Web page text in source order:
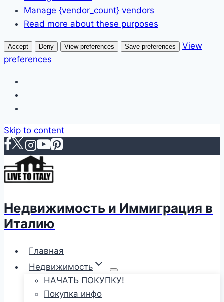
Manage {vendor_count} vendors
Read more about these purposes
Accept Deny View preferences Save preferences
View
preferences
Skip to content
Недвижимость и Иммиграция в
Италию
Главная
Недвижимость
НАЧАТЬ ПОКУПКУ!
Покупка инфо